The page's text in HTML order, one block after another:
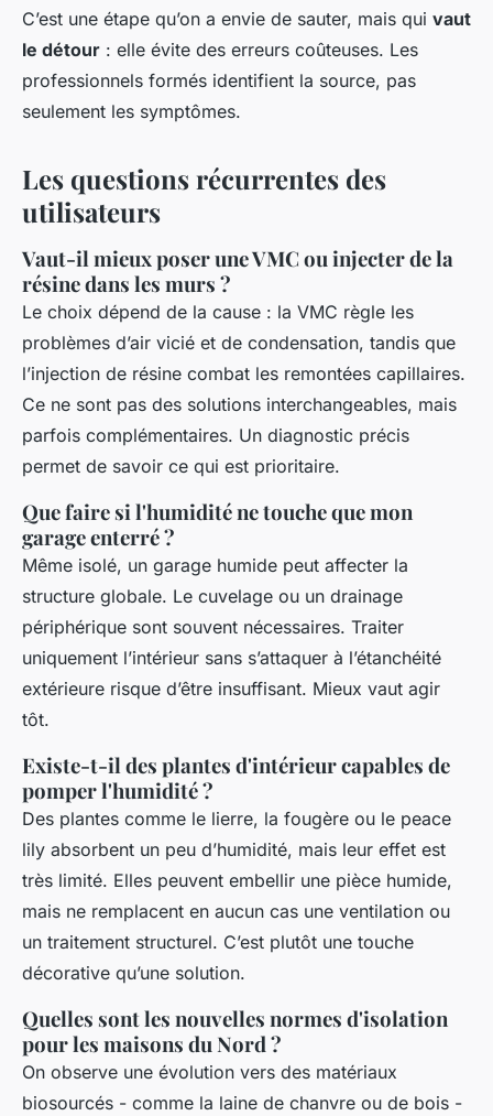
C’est une étape qu’on a envie de sauter, mais qui vaut
le détour : elle évite des erreurs coûteuses. Les
professionnels formés identifient la source, pas
seulement les symptômes.
Les questions récurrentes des
utilisateurs
Vaut-il mieux poser une VMC ou injecter de la
résine dans les murs ?
Le choix dépend de la cause : la VMC règle les
problèmes d’air vicié et de condensation, tandis que
l’injection de résine combat les remontées capillaires.
Ce ne sont pas des solutions interchangeables, mais
parfois complémentaires. Un diagnostic précis
permet de savoir ce qui est prioritaire.
Que faire si l'humidité ne touche que mon
garage enterré ?
Même isolé, un garage humide peut affecter la
structure globale. Le cuvelage ou un drainage
périphérique sont souvent nécessaires. Traiter
uniquement l’intérieur sans s’attaquer à l’étanchéité
extérieure risque d’être insuffisant. Mieux vaut agir
tôt.
Existe-t-il des plantes d'intérieur capables de
pomper l'humidité ?
Des plantes comme le lierre, la fougère ou le peace
lily absorbent un peu d’humidité, mais leur effet est
très limité. Elles peuvent embellir une pièce humide,
mais ne remplacent en aucun cas une ventilation ou
un traitement structurel. C’est plutôt une touche
décorative qu’une solution.
Quelles sont les nouvelles normes d'isolation
pour les maisons du Nord ?
On observe une évolution vers des matériaux
biosourcés - comme la laine de chanvre ou de bois -